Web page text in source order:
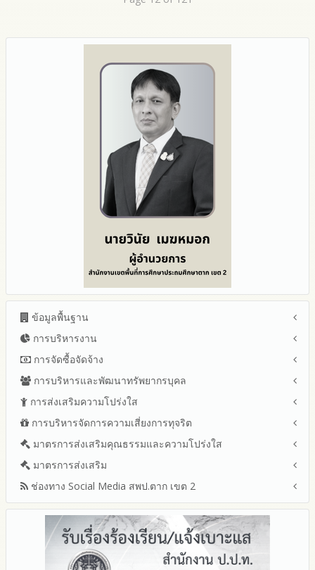
ข้อมูลพื้นฐาน
โครงสร้าง หน้าที่และอำนาจ
ข้อมูลผู้บริหาร
ข้อมูลการติดต่อและ ช่องทางการสอบถาม
นโยบายคุ้มครองข้อมูลส่วนบุคคล
ข่าวประชาสัมพันธ์
ข่าวสารพัฒนาสำนักงานเกี่ยวข้องกับแนวทางส่งเสริมความ
การบริหารงาน
แผนยุทธศาสตร์หรือแผนพัฒนาสำนักงานเขตพื้นที่การศึกษา
แผนและความก้าวหน้าในการดำเนินงานและการใช้งบประมาณ
ปีงบประมาณ 2569
ปีงบประมาณ 2568
ปีงบประมาณ 2567
ปีงบประมาณ 2566
รายงานผลการดำเนินงานประจำปี
รายงานผลปี 2568
รายงานผลปี 2567
รายงานผลปี 2566
รายงานผลปี 2565
การจัดซื้อจัดจ้าง
สรุปผลการจัดซื้อจัดจ้างหรือการจัดหาพัสดุรายเดือน ประจำ
ปีงบประมาณ พ.ศ.2569 (แบบ สขร.1)
เขตพื้นที่การศึกษา ประจำปีงบประมาณ พ.ศ. 2568
การบริหารและพัฒนาทรัพยากรบุคล
หลักเกณฑ์และแผนการบริหารและพัฒนาทรัพยากรบุคลล ประจำ
ปีงบประมาณ พ.ศ.2569
รายงานผลการบริหารและพัฒนาทรัพยากรบุคคลประจำ
ปีงบประมาณ
ประมวลจริยธรรมและการขับเคลื่อนจริยธรรม
การส่งเสริมความโปร่งใส
แนวปฏิบัติการจัดการเรื่องร้องเรียนการทุจริตและประพฤติมิชอบ
ช่องทางแจ้งเรื่องร้องเรียนการทุจริตและประพฤติมิชอบ
ข้อมูลสถิติเรื่องร้องเรียนการทุจริตและประพฤติมิชอบ ประจำ
ปีงบประมาณ
การเปิดโอกาสให้มีส่วนร่วมในการดำเนินงานปีงบประมาณ
การบริหารจัดการความเสี่ยงการทุจริต
การขับเคลื่อนนโยบาย No Gift Policy จากการปฏิบัติหน้าที่และ
การเสริมสร้างรู้เกี่ยวกับหลักเกณฑ์การรับทรัพย์สินหรือประโยชน์อื่น
ใดโดยธรรมจรรยาของเจ้าพนักงานของรัฐ
การประเมินความเสี่ยงการทุจริต ในสำนักงานเขตพื้นที่การศึกษา
ประจำปีงบประมาณ
รายงานผลการดำเนินการตามแผนบริหารจัดการความเสี่ยงการ
ทุจริตของสำนักงานเขตพื้นที่การศึกษา ประจำงบประมาณ
มาตรการส่งเสริมคุณธรรมและความโปร่งใส
แผนปฏิบัติการป้องกันการทุจริตประจำปีงบประมาณ
2569
2568
2567
2566
2565
มาตรการส่งเสริม
มาตรการเผยแพร่ข้อมูลต่อสาธารณะ
มาตรการส่งเสริมความโปร่งใสในการจัดซื้อจัดจ้าง
มาตราการจัดการเรื่องร้องเรียนการทุจริต
มาตรการป้องกันการรับสินบน
มาตรการป้องกันการขัดกันระหว่างผลประโยชน์ส่วนตนกับส่วนรวม
ช่องทาง Social Media สพป.ตาก เขต 2
Q&A / ชมเชย / เสนอแนะ
Facebook เพจ สพป.ตาก 2
Youtube ช่อง สพป.ตาก เขต 2
Youtube เรื่องเล่าข่าวตาก 2